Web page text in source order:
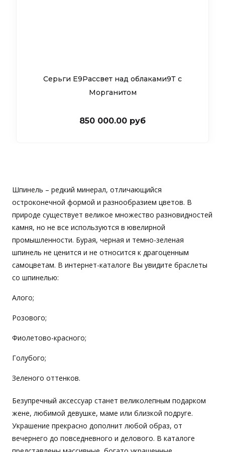
Серьги Е9Рассвет над облаками9Т c
Морганитом
850 000.00 руб
Шпинель – редкий минерал, отличающийся
остроконечной формой и разнообразием цветов. В
природе существует великое множество разновидностей
камня, но не все используются в ювелирной
промышленности. Бурая, черная и темно-зеленая
шпинель не ценится и не относится к драгоценным
самоцветам. В интернет-каталоге Вы увидите браслеты
со шпинелью:
Алого;
Розового;
Фиолетово-красного;
Голубого;
Зеленого оттенков.
Безупречный аксессуар станет великолепным подарком
жене, любимой девушке, маме или близкой подруге.
Украшение прекрасно дополнит любой образ, от
вечернего до повседневного и делового. В каталоге